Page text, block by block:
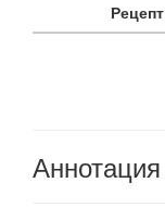
Рецепт
Аннотация